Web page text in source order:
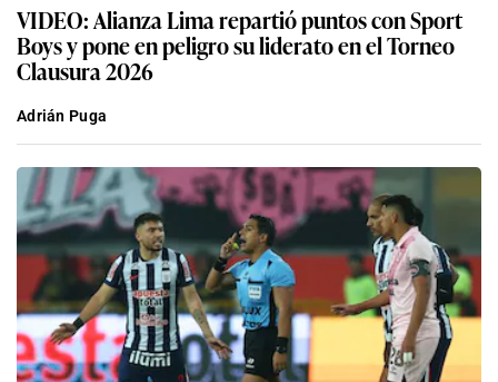
VIDEO: Alianza Lima repartió puntos con Sport
Boys y pone en peligro su liderato en el Torneo
Clausura 2026
Adrián Puga